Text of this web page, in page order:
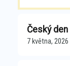
Český
7 května, 2026